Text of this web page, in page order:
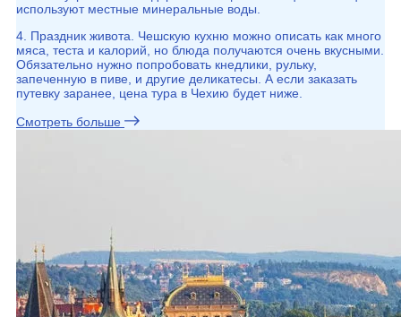
используют местные минеральные воды.
4. Праздник живота. Чешскую кухню можно описать как много
мяса, теста и калорий, но блюда получаются очень вкусными.
Обязательно нужно попробовать кнедлики, рульку,
запеченную в пиве, и другие деликатесы. А если заказать
путевку заранее, цена тура в Чехию будет ниже.
Смотреть больше